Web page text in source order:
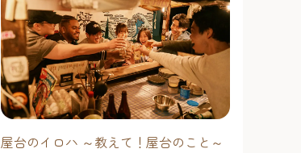
屋台のイロハ ～教えて！屋台のこと～